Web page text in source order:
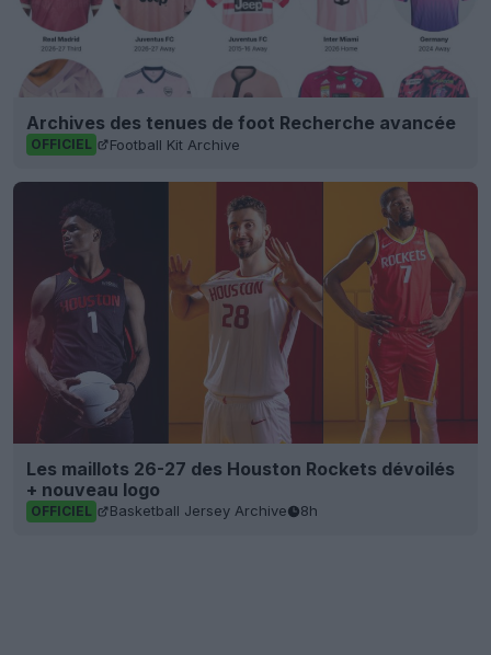
Archives des tenues de foot Recherche avancée
OFFICIEL Football Kit Archive
Les maillots 26-27 des Houston Rockets dévoilés
+ nouveau logo
OFFICIEL Basketball Jersey Archive 8h